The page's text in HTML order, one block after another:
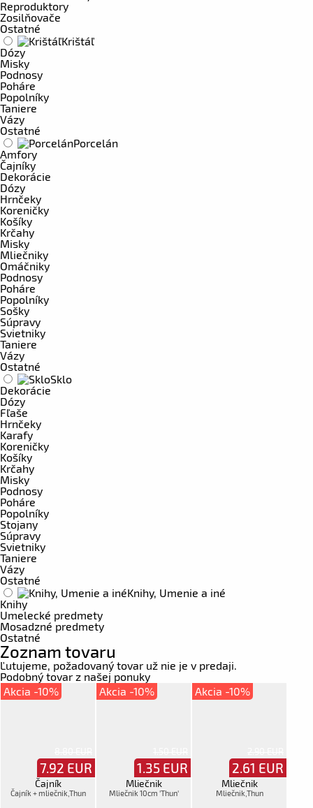
Reproduktory
Zosilňovače
Ostatné
Krištáľ
Dózy
Misky
Podnosy
Poháre
Popolníky
Taniere
Vázy
Ostatné
Porcelán
Amfory
Čajníky
Dekorácie
Dózy
Hrnčeky
Koreničky
Košíky
Krčahy
Misky
Mliečniky
Omáčniky
Podnosy
Poháre
Popolníky
Sošky
Súpravy
Svietniky
Taniere
Vázy
Ostatné
Sklo
Dekorácie
Dózy
Fľaše
Hrnčeky
Karafy
Koreničky
Košíky
Krčahy
Misky
Podnosy
Poháre
Popolníky
Stojany
Súpravy
Svietniky
Taniere
Vázy
Ostatné
Knihy, Umenie a iné
Knihy
Umelecké predmety
Mosadzné predmety
Ostatné
Zoznam tovaru
Ľutujeme, požadovaný tovar už nie je v predaji.
Podobný tovar z našej ponuky
Akcia -10%
7.92 EUR
Čajník
Čajník + mliečnik,Thun
Akcia -10%
1.35 EUR
Mliečnik
Mliečnik 10cm 'Thun'
Akcia -10%
2.61 EUR
Mliečnik
Mliečnik,Thun